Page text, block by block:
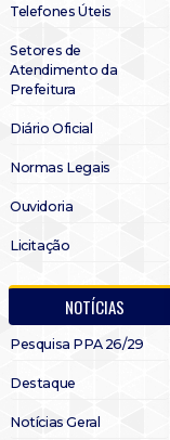
Telefones Úteis
Setores de
Atendimento da
Prefeitura
Diário Oficial
Normas Legais
Ouvidoria
Licitação
NOTÍCIAS
Pesquisa PPA 26/29
Destaque
Notícias Geral